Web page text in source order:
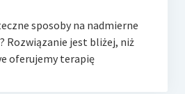
sposoby na nadmierne
Rozwiązanie jest bliżej, niż
oferujemy terapię